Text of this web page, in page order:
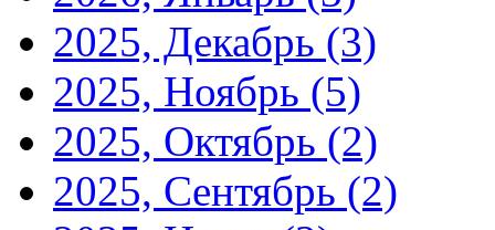
2025, Декабрь (3)
2025, Ноябрь (5)
2025, Октябрь (2)
2025, Сентябрь (2)